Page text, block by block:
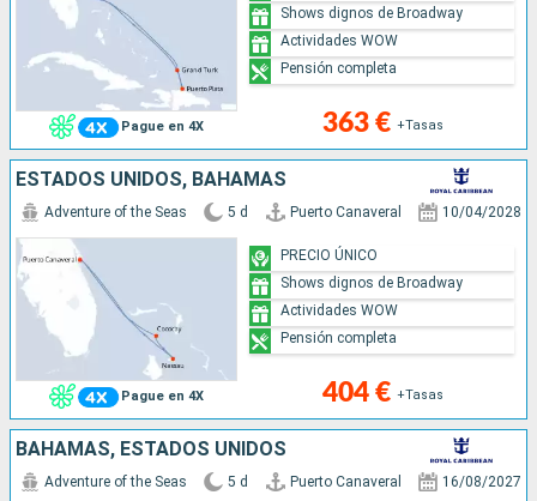
Pague en 4X 363 € +Tasas
Shows dignos de Broadway
Actividades WOW
Pensión completa
ESTADOS UNIDOS, BAHAMAS
Pague en 4X
Adventure of the Seas 5 d Puerto Canaveral 10/04/2028
404 € +Tasas
PRECIO ÚNICO
Shows dignos de Broadway
Actividades WOW
Pensión completa
BAHAMAS, ESTADOS UNIDOS
Adventure of the Seas 5 d Puerto Canaveral 16/08/2027